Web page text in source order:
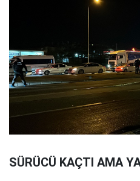
SÜRÜCÜ KAÇTI AMA